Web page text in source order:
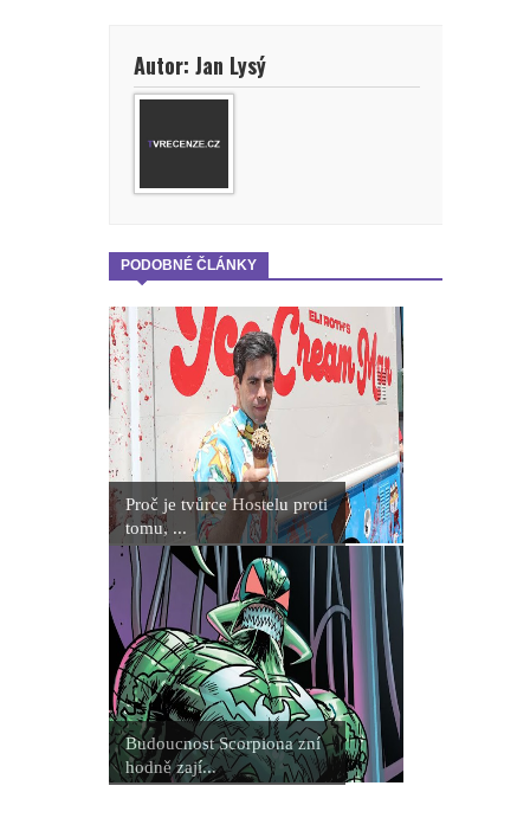
Autor: Jan Lysý
PODOBNÉ ČLÁNKY
Proč je tvůrce Hostelu proti
tomu, ...
Budoucnost Scorpiona zní
hodně zají...